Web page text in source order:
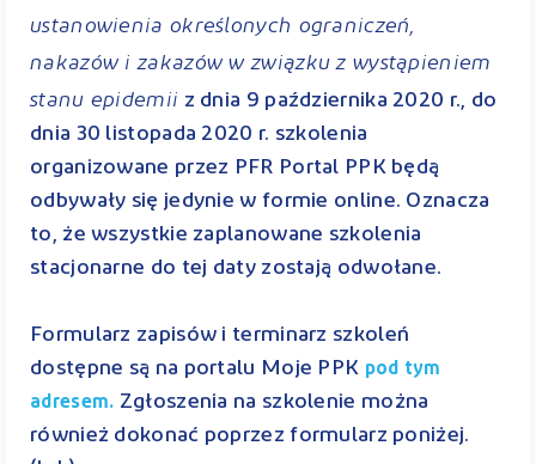
ustanowienia określonych ograniczeń,
nakazów i zakazów w związku z wystąpieniem
stanu epidemii z dnia 9 października 2020 r., do
dnia 30 listopada 2020 r. szkolenia
organizowane przez PFR Portal PPK będą
odbywały się jedynie w formie online. Oznacza
to, że wszystkie zaplanowane szkolenia
stacjonarne do tej daty zostają odwołane.
Formularz zapisów i terminarz szkoleń
dostępne są na portalu Moje PPK pod tym
adresem. Zgłoszenia na szkolenie można
również dokonać poprzez formularz poniżej.